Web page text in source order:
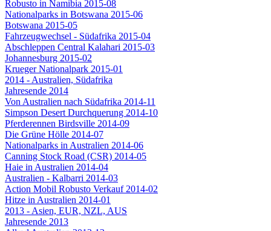
Robusto in Namibia 2015-08
Nationalparks in Botswana 2015-06
Botswana 2015-05
Fahrzeugwechsel - Südafrika 2015-04
Abschleppen Central Kalahari 2015-03
Johannesburg 2015-02
Krueger Nationalpark 2015-01
2014 - Australien, Südafrika
Jahresende 2014
Von Australien nach Südafrika 2014-11
Simpson Desert Durchquerung 2014-10
Pferderennen Birdsville 2014-09
Die Grüne Hölle 2014-07
Nationalparks in Australien 2014-06
Canning Stock Road (CSR) 2014-05
Haie in Australien 2014-04
Australien - Kalbarri 2014-03
Action Mobil Robusto Verkauf 2014-02
Hitze in Australien 2014-01
2013 - Asien, EUR, NZL, AUS
Jahresende 2013